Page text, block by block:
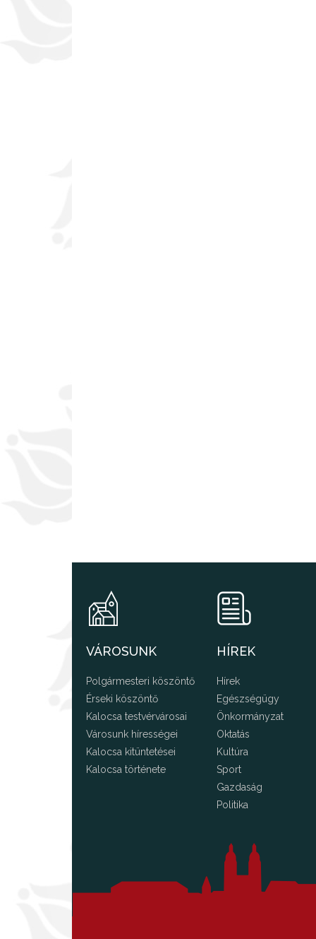
VÁROSUNK
Polgármesteri köszöntő
Érseki köszöntő
Kalocsa testvérvárosai
Városunk hírességei
Kalocsa kitüntetései
Kalocsa története
HÍREK
Hírek
Egészségügy
Önkormányzat
Oktatás
Kultúra
Sport
Gazdaság
Politika